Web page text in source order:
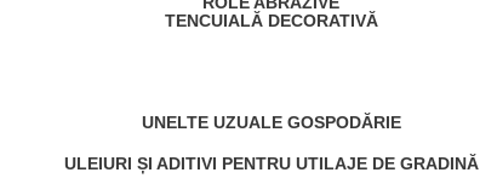
TENCUIALĂ DECORATIVĂ
UNELTE UZUALE GOSPODĂRIE
ULEIURI ȘI ADITIVI PENTRU UTILAJE DE GRADINĂ